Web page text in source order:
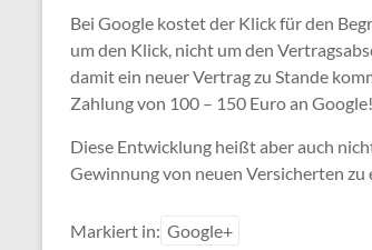
Bei Google kostet der Klick für den
um den Klick, nicht um den
damit ein neuer Vertrag zu Stande
Zahlung von 100 – 150 Euro an Google!
Diese Entwicklung heißt aber auch
Gewinnung von neuen Versicherten
Markiert in: Google+